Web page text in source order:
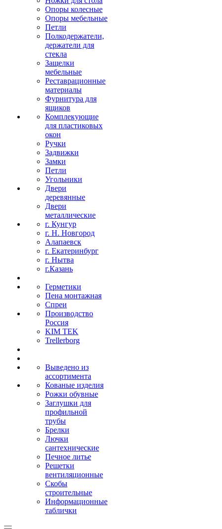
Опоры колесные
Опоры мебельные
Петли
Полкодержатели,
держатели для
стекла
Защелки
мебельные
Реставрационные
материалы
Фурнитура для
ящиков
Комплекующие
для пластиковых
окон
Ручки
Задвижки
Замки
Петли
Угольники
Двери
деревянные
Двери
металлические
г. Кунгур
г. Н. Новгород
Алапаевск
г. Екатеринбург
г. Нытва
г.Казань
Герметики
Пена монтажная
Спреи
Производство
Россия
KIM TEK
Trellerborg
Выведено из
ассортимента
Кованые изделия
Рожки обувные
Заглушки для
профильной
трубы
Брелки
Лючки
сантехнические
Печное литье
Решетки
вентиляционные
Скобы
строительные
Информационные
таблички